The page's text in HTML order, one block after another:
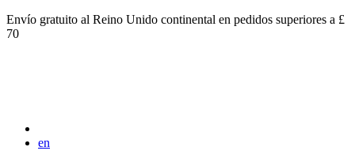
Envío gratuito al Reino Unido continental en pedidos superiores a £
70
en